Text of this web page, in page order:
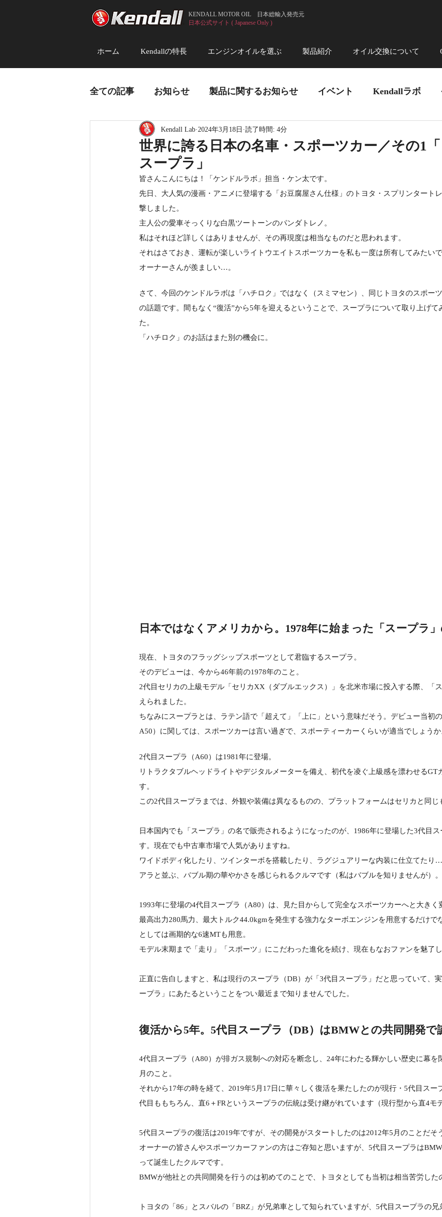
KENDALL MOTOR OIL 日本総輸入発売元
日本公式サイト ( Japanese Only )
ホーム Kendallの特長 エンジンオイルを選ぶ 製品紹介 オイル交換について
全ての記事 お知らせ 製品に関するお知らせ イベント Kendallラボ
世界に誇る日本の名車・スポーツカー／その1
スープラ」
Kendall Lab 2024年3月18日 読了時間: 4分
皆さんこんにちは！「ケンドルラボ」担当・ケン太です。
先日、大人気の漫画・アニメに登場する「お豆腐屋さん仕様」のトヨタ・スプリンタート
撃しました。
主人公の愛車そっくりな白黒ツートーンのパンダトレノ。
私はそれほど詳しくはありませんが、その再現度は相当なものだと思われます。
それはさておき、運転が楽しいライトウエイトスポーツカーを私も一度は所有してみたい
オーナーさんが羨ましい…。
さて、今回のケンドルラボは「ハチロク」ではなく（スミマセン）、同じトヨタのスポー
の話題です。間もなく“復活”から5年を迎えるということで、スープラについて取り上げて
た。
「ハチロク」のお話はまた別の機会に。
日本ではなくアメリカから。1978年に始まった「スープラ
現在、トヨタのフラッグシップスポーツとして君臨するスープラ。
そのデビューは、今から46年前の1978年のこと。
2代目セリカの上級モデル「セリカXX（ダブルエックス）」を北米市場に投入する際、「
えられました。
ちなみにスープラとは、ラテン語で「超えて」「上に」という意味だそう。デビュー当初
A50）に関しては、スポーツカーは言い過ぎで、スポーティーカーくらいが適当でしょう
2代目スープラ（A60）は1981年に登場。
リトラクタブルヘッドライトやデジタルメーターを備え、初代を凌ぐ上級感を漂わせるGT
す。
この2代目スープラまでは、外観や装備は異なるものの、プラットフォームはセリカと同じ
日本国内でも「スープラ」の名で販売されるようになったのが、1986年に登場した3代目
す。現在でも中古車市場で人気がありますね。
ワイドボディ化したり、ツインターボを搭載したり、ラグジュアリーな内装に仕立てたり
アラと並ぶ、バブル期の華やかさを感じられるクルマです（私はバブルを知りませんが）。
1993年に登場の4代目スープラ（A80）は、見た目からして完全なスポーツカーへと大きく
最高出力280馬力、最大トルク44.0kgmを発生する強力なターボエンジンを用意するだけで
としては画期的な6速MTも用意。
モデル末期まで「走り」「スポーツ」にこだわった進化を続け、現在もなおファンを魅了
正直に告白しますと、私は現行のスープラ（DB）が「3代目スープラ」だと思っていて、
ープラ」にあたるということをつい最近まで知りませんでした。
復活から5年。5代目スープラ（DB）はBMWとの共同開発で
4代目スープラ（A80）が排ガス規制への対応を断念し、24年にわたる輝かしい歴史に幕を
月のこと。
それから17年の時を経て、2019年5月17日に華々しく復活を果たしたのが現行・5代目スー
代目ももちろん、直6＋FRというスープラの伝統は受け継がれています（現行型から直4モ
5代目スープラの復活は2019年ですが、その開発がスタートしたのは2012年5月のことだそ
オーナーの皆さんやスポーツカーファンの方はご存知と思いますが、5代目スープラは
って誕生したクルマです。
BMWが他社との共同開発を行うのは初めてのことで、トヨタとしても当初は相当苦労した
トヨタの「86」とスバルの「BRZ」が兄弟車として知られていますが、5代目スープラの